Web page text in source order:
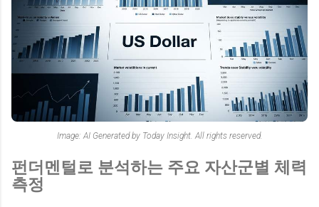
Image: AI Generated by Today Insight. All rights reserved.
펀더멘털로 분석하는 주요 자산군별 체력
측정